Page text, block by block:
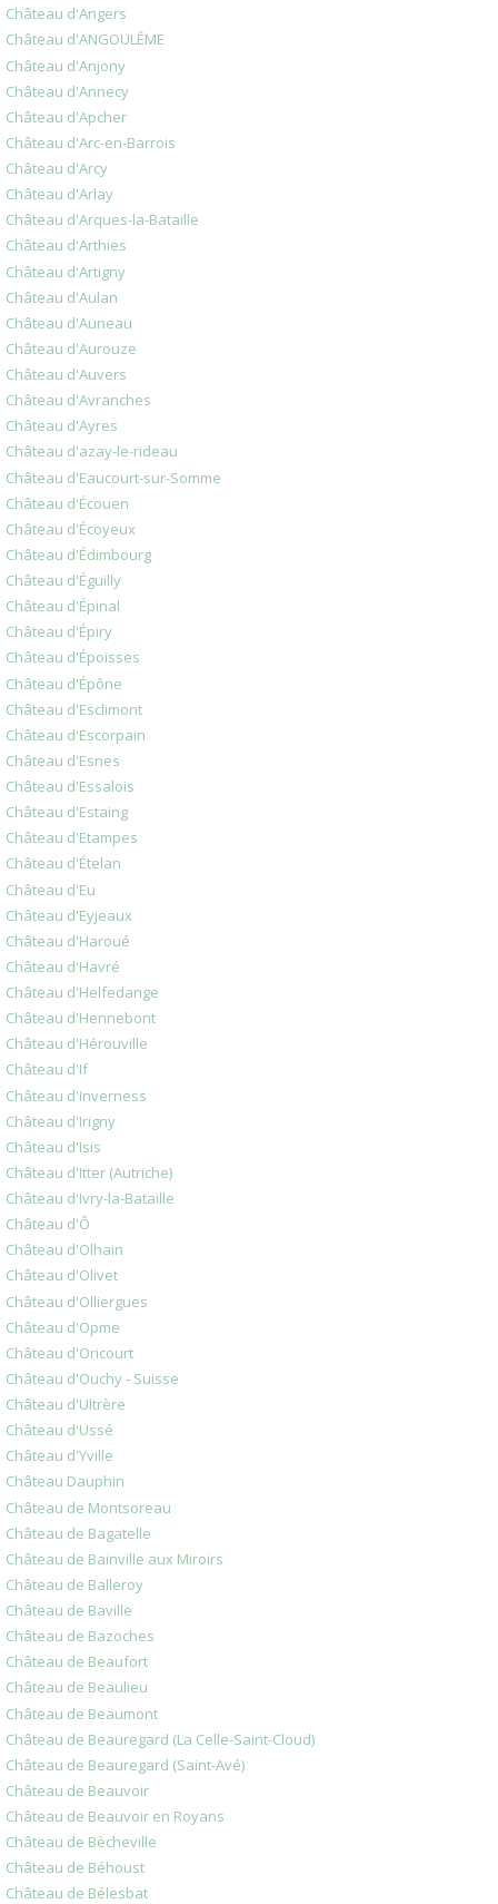
Château d'Angers
Château d'ANGOULÊME
Château d'Anjony
Château d'Annecy
Château d'Apcher
Château d'Arc-en-Barrois
Château d'Arcy
Château d'Arlay
Château d'Arques-la-Bataille
Château d'Arthies
Château d'Artigny
Château d'Aulan
Château d'Auneau
Château d'Aurouze
Château d'Auvers
Château d'Avranches
Château d'Ayres
Château d'azay-le-rideau
Château d'Eaucourt-sur-Somme
Château d'Écouen
Château d'Écoyeux
Château d'Édimbourg
Château d'Éguilly
Château d'Épinal
Château d'Épiry
Château d'Époisses
Château d'Épône
Château d'Esclimont
Château d'Escorpain
Château d'Esnes
Château d'Essalois
Château d'Estaing
Château d'Etampes
Château d'Ételan
Château d'Eu
Château d'Eyjeaux
Château d'Haroué
Château d'Havré
Château d'Helfedange
Château d'Hennebont
Château d'Hérouville
Château d'If
Château d'Inverness
Château d'Irigny
Château d'Isis
Château d'Itter (Autriche)
Château d'Ivry-la-Bataille
Château d'Ô
Château d'Olhain
Château d'Olivet
Château d'Olliergues
Château d'Opme
Château d'Oricourt
Château d'Ouchy - Suisse
Château d'Ultrère
Château d'Ussé
Château d'Yville
Château Dauphin
Château de Montsoreau
Château de Bagatelle
Château de Bainville aux Miroirs
Château de Balleroy
Château de Baville
Château de Bazoches
Château de Beaufort
Château de Beaulieu
Château de Beaumont
Château de Beauregard (La Celle-Saint-Cloud)
Château de Beauregard (Saint-Avé)
Château de Beauvoir
Château de Beauvoir en Royans
Château de Bècheville
Château de Béhoust
Château de Bélesbat